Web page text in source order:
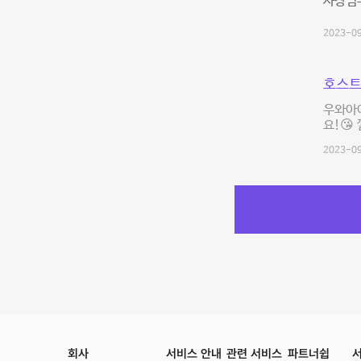
2023-
호스
우와아
요!😘
2023-
회사 서비스 안내 관련 서비스 파트너쉽